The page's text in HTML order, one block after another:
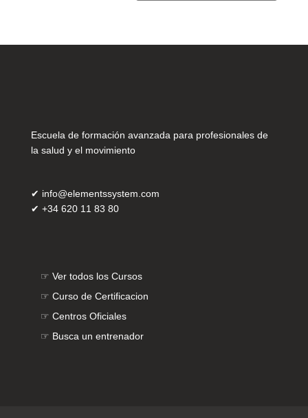
Escuela de formación avanzada para profesionales de
la salud y el movimiento
✔ info@elementssystem.com
✔ +34 620 11 83 80
☞ Ver todos los Cursos
☞ Curso de Certificacion
☞ Centros Oficiales
☞ Busca un entrenador